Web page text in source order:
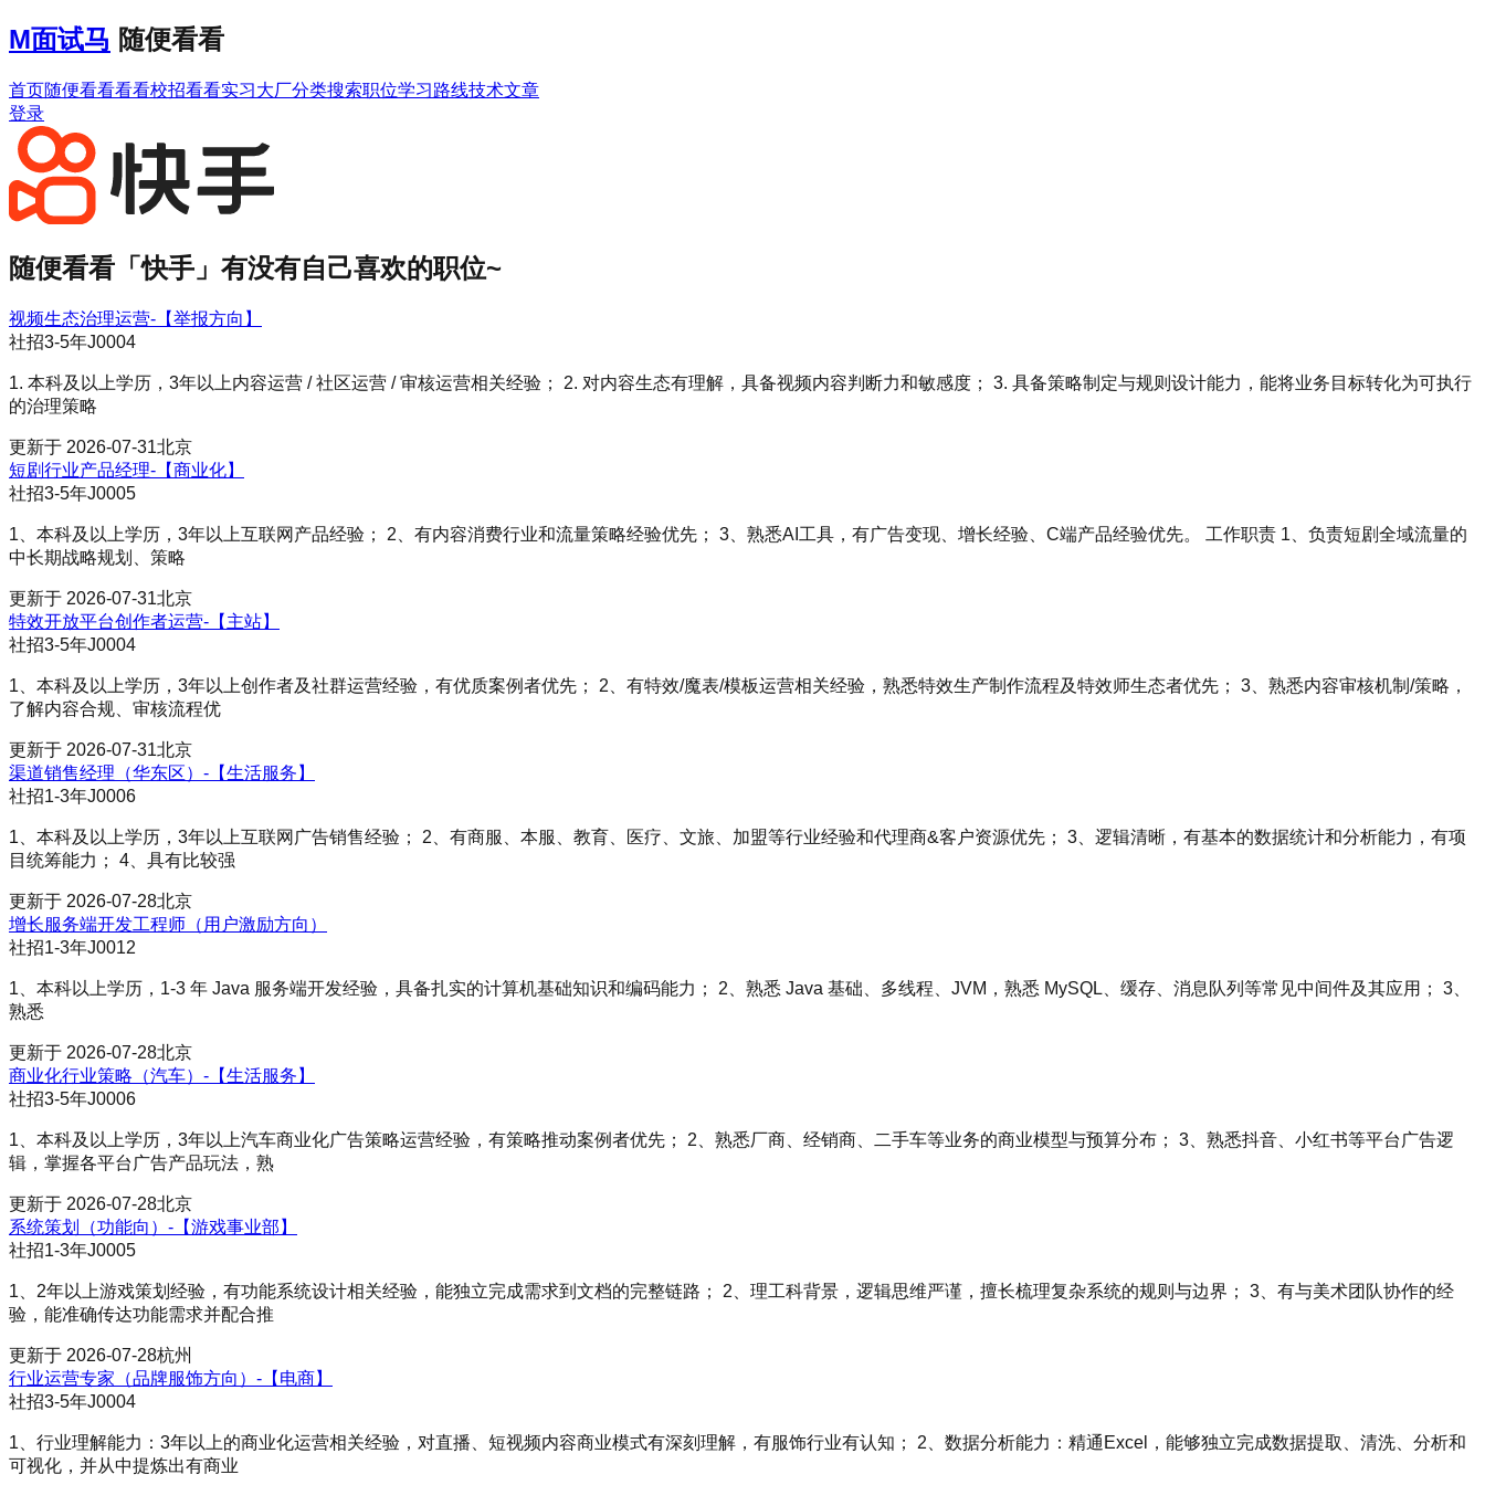
M面试马 随便看看
首页随便看看看看校招看看实习大厂分类搜索职位学习路线技术文章
登录
随便看看「快手 」有没有自己喜欢的职位~
视频生态治理运营-【举报方向】
社招3-5年J0004
1. 本科及以上学历，3年以上内容运营 / 社区运营 / 审核运营相关经验； 2. 对内容生态有理解，具备视频内容判断力和敏感度； 3. 具备策略制定与规则设计能力，能将业务目标转化为可执行
的治理策略
更新于 2026-07-31北京
短剧行业产品经理-【商业化】
社招3-5年J0005
1、本科及以上学历，3年以上互联网产品经验； 2、有内容消费行业和流量策略经验优先； 3、熟悉AI工具，有广告变现、增长经验、C端产品经验优先。 工作职责 1、负责短剧全域流量的
中长期战略规划、策略
更新于 2026-07-31北京
特效开放平台创作者运营-【主站】
社招3-5年J0004
1、本科及以上学历，3年以上创作者及社群运营经验，有优质案例者优先； 2、有特效/魔表/模板运营相关经验，熟悉特效生产制作流程及特效师生态者优先； 3、熟悉内容审核机制/策略，
了解内容合规、审核流程优
更新于 2026-07-31北京
渠道销售经理（华东区）-【生活服务】
社招1-3年J0006
1、本科及以上学历，3年以上互联网广告销售经验； 2、有商服、本服、教育、医疗、文旅、加盟等行业经验和代理商&客户资源优先； 3、逻辑清晰，有基本的数据统计和分析能力，有项
目统筹能力； 4、具有比较强
更新于 2026-07-28北京
增长服务端开发工程师（用户激励方向）
社招1-3年J0012
1、本科以上学历，1-3 年 Java 服务端开发经验，具备扎实的计算机基础知识和编码能力； 2、熟悉 Java 基础、多线程、JVM，熟悉 MySQL、缓存、消息队列等常见中间件及其应用； 3、
熟悉
更新于 2026-07-28北京
商业化行业策略（汽车）-【生活服务】
社招3-5年J0006
1、本科及以上学历，3年以上汽车商业化广告策略运营经验，有策略推动案例者优先； 2、熟悉厂商、经销商、二手车等业务的商业模型与预算分布； 3、熟悉抖音、小红书等平台广告逻
辑，掌握各平台广告产品玩法，熟
更新于 2026-07-28北京
系统策划（功能向）-【游戏事业部】
社招1-3年J0005
1、2年以上游戏策划经验，有功能系统设计相关经验，能独立完成需求到文档的完整链路； 2、理工科背景，逻辑思维严谨，擅长梳理复杂系统的规则与边界； 3、有与美术团队协作的经
验，能准确传达功能需求并配合推
更新于 2026-07-28杭州
行业运营专家（品牌服饰方向）-【电商】
社招3-5年J0004
1、行业理解能力：3年以上的商业化运营相关经验，对直播、短视频内容商业模式有深刻理解，有服饰行业有认知； 2、数据分析能力：精通Excel，能够独立完成数据提取、清洗、分析和
可视化，并从中提炼出有商业